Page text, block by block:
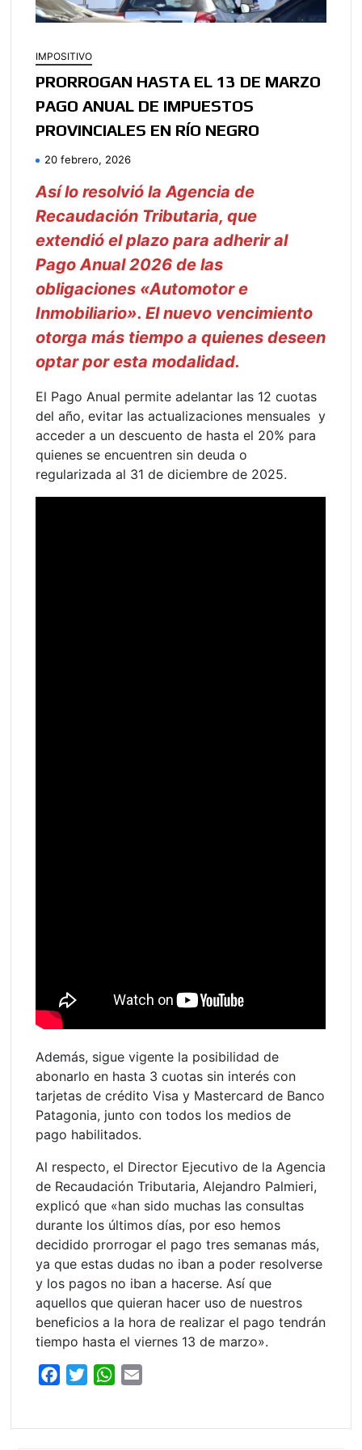
IMPOSITIVO
PRORROGAN HASTA EL 13 DE MARZO
PAGO ANUAL DE IMPUESTOS
PROVINCIALES EN RÍO NEGRO
20 febrero, 2026
Así lo resolvió la Agencia de
Recaudación Tributaria, que
extendió el plazo para adherir al
Pago Anual 2026 de las
obligaciones «Automotor e
Inmobiliario». El nuevo vencimiento
otorga más tiempo a quienes deseen
optar por esta modalidad.
El Pago Anual permite adelantar las 12 cuotas
del año, evitar las actualizaciones mensuales y
acceder a un descuento de hasta el 20% para
quienes se encuentren sin deuda o
regularizada al 31 de diciembre de 2025.
Además, sigue vigente la posibilidad de
abonarlo en hasta 3 cuotas sin interés con
tarjetas de crédito Visa y Mastercard de Banco
Patagonia, junto con todos los medios de
pago habilitados.
Al respecto, el Director Ejecutivo de la Agencia
de Recaudación Tributaria, Alejandro Palmieri,
explicó que «han sido muchas las consultas
durante los últimos días, por eso hemos
decidido prorrogar el pago tres semanas más,
ya que estas dudas no iban a poder resolverse
y los pagos no iban a hacerse. Así que
aquellos que quieran hacer uso de nuestros
beneficios a la hora de realizar el pago tendrán
tiempo hasta el viernes 13 de marzo».
W